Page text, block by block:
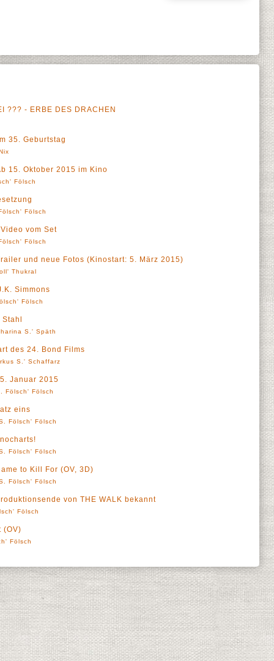
??? - ERBE DES DRACHEN
35. Geburtstag
15. Oktober 2015 im Kino
Fölsch
Fölsch
vom Set
Fölsch
und neue Fotos (Kinostart: 5. März 2015)
Thukral
Simmons
Fölsch
S.' Späth
des 24. Bond Films
S.' Schaffarz
Januar 2015
Fölsch' Fölsch
eins
Fölsch' Fölsch
Fölsch' Fölsch
to Kill For (OV, 3D)
Fölsch' Fölsch
von THE WALK bekannt
Fölsch
(OV)
Fölsch